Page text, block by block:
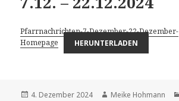
Pfarrnachrichten-7-Dezember-22-Dezember-
Homepage
HERUNTERLADEN
Veröffentlicht
4. Dezember 2024 Autor
Meike Hohmann